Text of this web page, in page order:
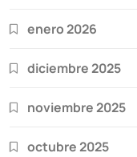
enero 2026
diciembre 2025
noviembre 2025
octubre 2025